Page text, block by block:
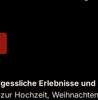
Erlebnisse
Hochzeit,